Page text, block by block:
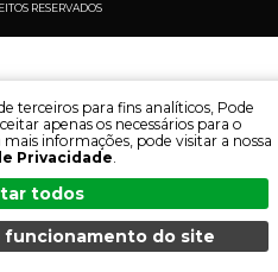
RESERVADOS
PRODUTOS PT
terceiros para fins analíticos, Pode
apenas os necessários para o
informações, pode visitar a nossa
Privacidade.
todos
funcionamento do site